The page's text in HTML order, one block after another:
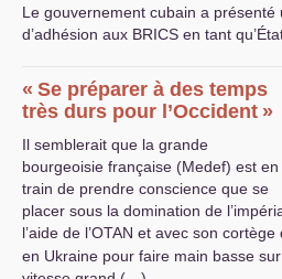
Le gouvernement cubain a présenté
d’adhésion aux BRICS en tant
« Se préparer à des temps
très durs pour l’Occident »
Il semblerait que la grande
bourgeoisie française (Medef) est en
train de prendre conscience que se
placer sous la domination de
l’aide de l’OTAN et avec son cortège
en Ukraine pour faire main basse